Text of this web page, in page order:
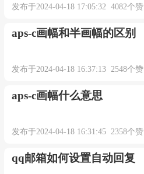
发布于2024-04-18 17:05:32 4082个赞
aps-c画幅和半画幅的区别
发布于2024-04-18 16:37:13 2548个赞
aps-c画幅什么意思
发布于2024-04-18 16:31:45 2358个赞
qq邮箱如何设置自动回复